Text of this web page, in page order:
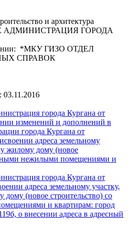
и архитектура
АДМИНИСТРАЦИЯ ГОРОДА
*МКУ ГИЗО ОТДЕЛ
СПРАВОК
03.11.2016
города Кургана от
изменений и дополнений в
города Кургана от
адреса земельному
жилому дому (новое
нежилыми помещениями и
города Кургана от
адреса земельному участку,
(новое строительство) со
и квартирам: город
о внесении адреса в адресный